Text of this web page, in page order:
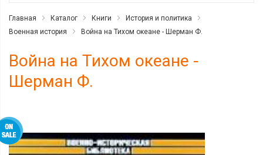
Главная Каталог Книги
История и политика
Военная история
Война на Тихом океане - Шерман Ф.
Война на Тихом океане -
Шерман Ф.